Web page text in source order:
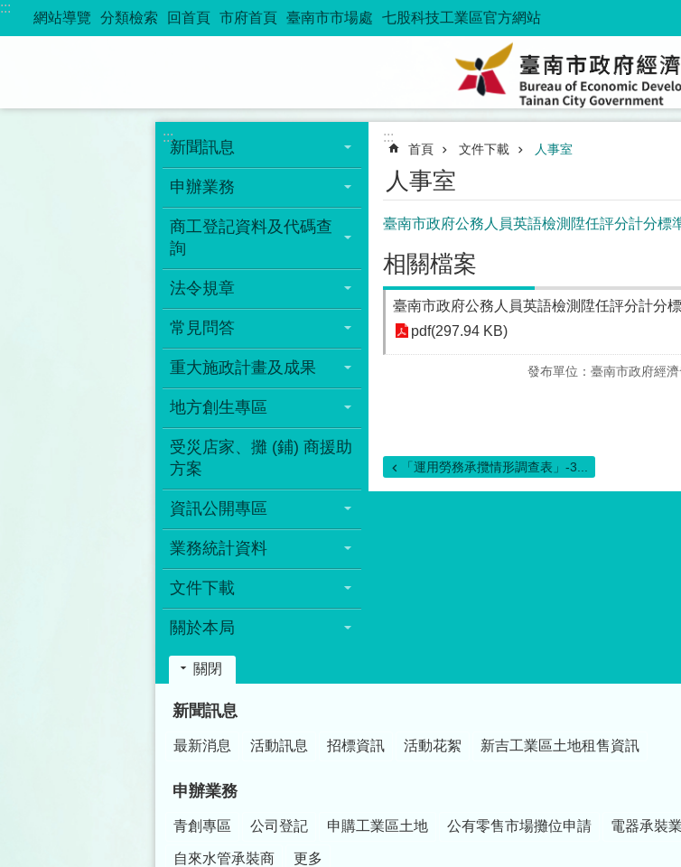
跳到主要內容區塊
:::
網站導覽 分類檢索 回首頁 市府首頁 臺南市市場處 七股科技工業區官方網站
:::
新聞訊息
申辦業務
商工登記資料及代碼查
詢
法令規章
常見問答
重大施政計畫及成果
地方創生專區
受災店家、攤 (鋪) 商援助
方案
資訊公開專區
業務統計資料
文件下載
關於本局
:::
首頁 文件下載 人事室
人事室
臺南市政府公務人員英語檢測陞任評分計分標
相關檔案
臺南市政府公務人員英語檢測陞任評分計分
pdf(297.94 KB)
發布單位：臺南市政府經
「運用勞務承攬情形調查表」-3...
關閉
新聞訊息
最新消息 活動訊息 招標資訊 活動花絮 新吉工業區土地租售資訊
申辦業務
青創專區 公司登記 申購工業區土地 公有零售市場攤位申請 電器承裝業
自來水管承裝商 更多